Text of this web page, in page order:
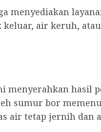
menyediakan
air keruh,
menyerahkan hasil
sumur bor
air tetap jernih dan